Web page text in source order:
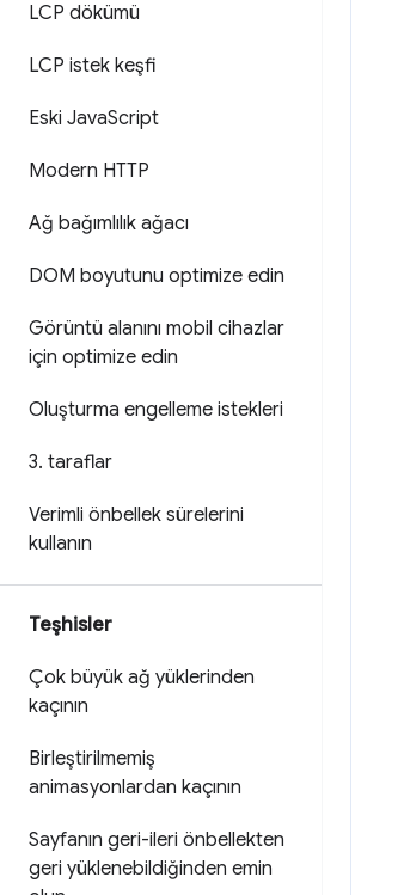
LCP dökümü
LCP istek keşfi
Eski JavaScript
Modern HTTP
Ağ bağımlılık ağacı
DOM boyutunu optimize edin
Görüntü alanını mobil cihazlar
için optimize edin
Oluşturma engelleme istekleri
3. taraflar
Verimli önbellek sürelerini
kullanın
Teşhisler
Çok büyük ağ yüklerinden
kaçının
Birleştirilmemiş
animasyonlardan kaçının
Sayfanın geri-ileri önbellekten
geri yüklenebildiğinden emin